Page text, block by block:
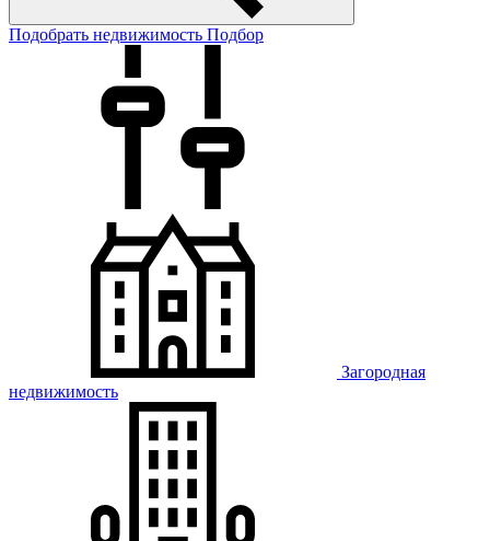
Подобрать недвижимость Подбор
Загородная
недвижимость